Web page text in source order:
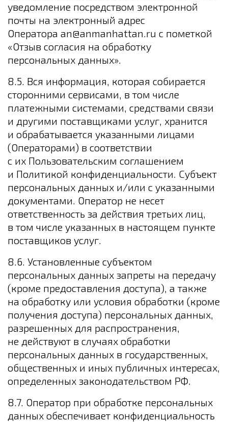
уведомление посредством электронной
почты на электронный адрес
Оператора an@anmanhattan.ru с пометкой
«Отзыв согласия на обработку
персональных данных».
8.5. Вся информация, которая собирается
сторонними сервисами, в том числе
платежными системами, средствами связи
и другими поставщиками услуг, хранится
и обрабатывается указанными лицами
(Операторами) в соответствии
с их Пользовательским соглашением
и Политикой конфиденциальности. Субъект
персональных данных и/или с указанными
документами. Оператор не несет
ответственность за действия третьих лиц,
в том числе указанных в настоящем пункте
поставщиков услуг.
8.6. Установленные субъектом
персональных данных запреты на передачу
(кроме предоставления доступа), а также
на обработку или условия обработки (кроме
получения доступа) персональных данных,
разрешенных для распространения,
не действуют в случаях обработки
персональных данных в государственных,
общественных и иных публичных интересах,
определенных законодательством РФ.
8.7. Оператор при обработке персональных
данных обеспечивает конфиденциальность